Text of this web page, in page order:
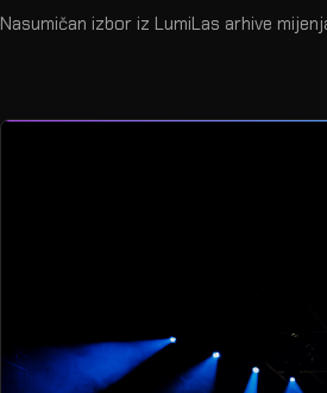
Nasumičan izbor iz LumiLas arhive